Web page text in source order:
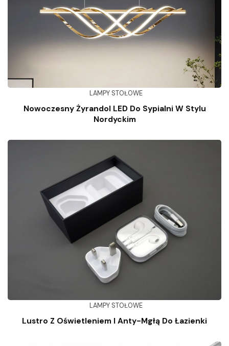
LAMPY STOŁOWE
Nowoczesny Żyrandol LED Do Sypialni W Stylu
Nordyckim
LAMPY STOŁOWE
Lustro Z Oświetleniem I Anty-Mgłą Do Łazienki